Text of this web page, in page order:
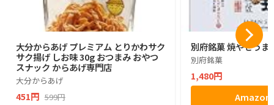
大分からあげ プレミアム とりかわサク
サク揚げ しお味 30g おつまみ おやつ
スナック からあげ専門店
大分からあげ
451円 599円
別府銘菓 焼やせうま
別府銘菓
1,480円
Amazon